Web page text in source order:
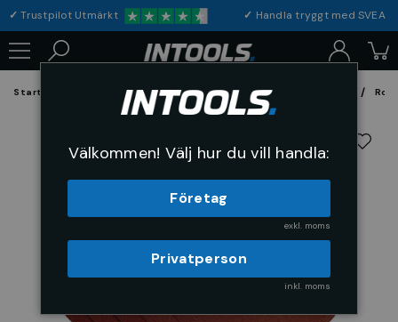
✓Trustpilot Utmärkt ✓ Handla tryggt med
Startsida Förbrukning & Maskintillbehör Fil, Slip och Borstar
Välkommen! Välj hur du vill handla:
Företag
exkl. moms
Privatperson
inkl. moms